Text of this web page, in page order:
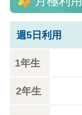
週5日利用
1年生
2年生